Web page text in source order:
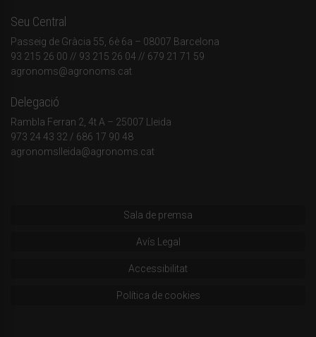
Seu Central
Passeig de Gràcia 55, 6è 6a – 08007 Barcelona
93 215 26 00 // 93 215 26 04 // 679 21 71 59
agronoms@agronoms.cat
Delegació
Rambla Ferran 2, 4t A – 25007 Lleida
973 24 43 32 / 686 17 90 48
agronomslleida@agronoms.cat
Sala de premsa
Avís Legal
Accessibilitat
Política de cookies